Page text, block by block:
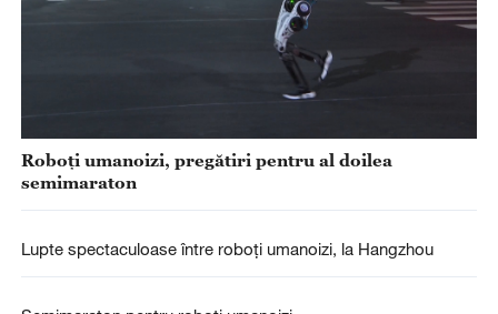
Roboți umanoizi, pregătiri pentru al doilea
semimaraton
Lupte spectaculoase între roboți umanoizi, la Hangzhou